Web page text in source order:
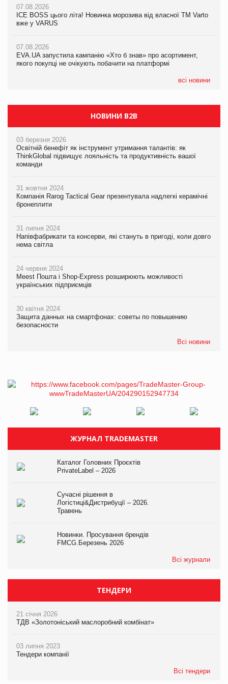
07.08.2026
ICE BOSS цього літа! Новинка морозива від власної ТМ Varto
вже у VARUS
07.08.2026
EVA.UA запустила кампанію «Хто б знав» про асортимент,
якого покупці не очікують побачити на платформі
всі новини
07.08.2026
ICE BOSS цього літа! Новинка морозива від власної ТМ Varto
вже у VARUS
07.08.2026
EVA.UA запустила кампанію «Хто б знав» про асортимент,
якого покупці не очікують побачити на платформі
Продажі Hugo Boss впали на 9%
НОВИНИ B2B
03 березня 2026
Освітній бенефіт як інструмент утримання талантів: як
ThinkGlobal підвищує лояльність та продуктивність вашої
команди
31 жовтня 2024
Компанія Rarog Tactical Gear презентувала надлегкі керамічні
бронеплити
31 липня 2024
Напівфабрикати та консерви, які стануть в пригоді, коли довго
нема світла
24 червня 2024
Meest Пошта і Shop-Express розширюють можливості
українських підприємців
30 квітня 2024
Защита данных на смартфонах: советы по повышению
безопасности
Всі новини
ЖУРНАЛ TRADEMASTER
Каталог Головних Проєктів
PrivateLabel – 2026
Сучасні рішення в
Логістиці&Дистрибуції – 2026.
Травень
Новинки. Просування брендів
FMCG.Березень 2026
Всі журнали
ТЕНДЕРИ
21 січня 2026
ТДВ «Золотоніський маслоробний комбінат»
03 липня 2023
Тендери компанії
Всі тендери